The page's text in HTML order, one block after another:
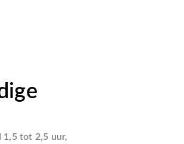
1,5 tot 2,5 uur,